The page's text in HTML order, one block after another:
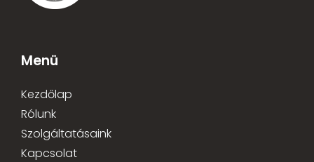
Menü
Kezdőlap
Rólunk
Szolgáltatásaink
Kapcsolat